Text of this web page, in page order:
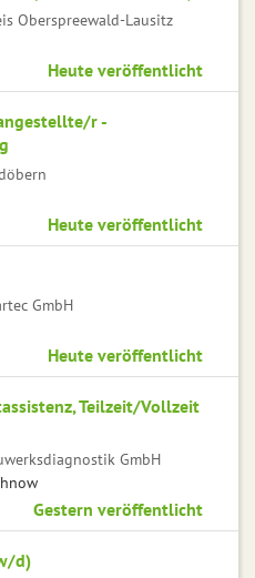
Oberspreewald-Lausitz
Heute veröffentlicht
r -
Heute veröffentlicht
GmbH
Heute veröffentlicht
Teilzeit/Vollzeit
GmbH
Gestern veröffentlicht
d)